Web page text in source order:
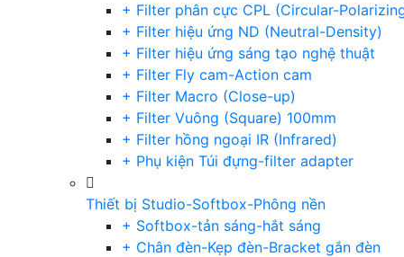
+ Filter phân cực CPL (Circular-
+ Filter hiệu ứng ND (Neutral-Density)
+ Filter hiệu ứng sáng tạo nghệ thuật
+ Filter Fly cam-Action cam
+ Filter Macro (Close-up)
+ Filter Vuông (Square) 100mm
+ Filter hồng ngoại IR (Infrared)
+ Phụ kiện Túi đựng-filter adapter
Thiết bị Studio-Softbox-Phông nền
+ Softbox-tản sáng-hắt sáng
+ Chân đèn-Kẹp đèn-Bracket gắn đèn